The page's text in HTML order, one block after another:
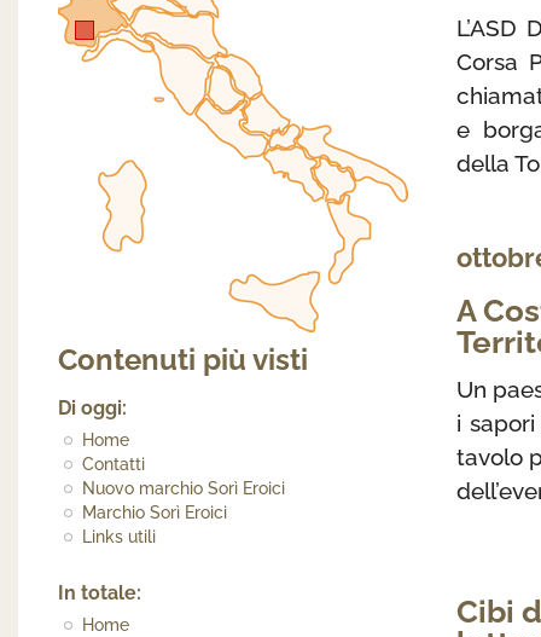
Contenuti più visti
Di oggi:
Home
Contatti
Nuovo marchio Sorì Eroici
Marchio Sorì Eroici
Links utili
In totale:
Home
Corsa
e
della
A
Un
i
tavolo
Cibi